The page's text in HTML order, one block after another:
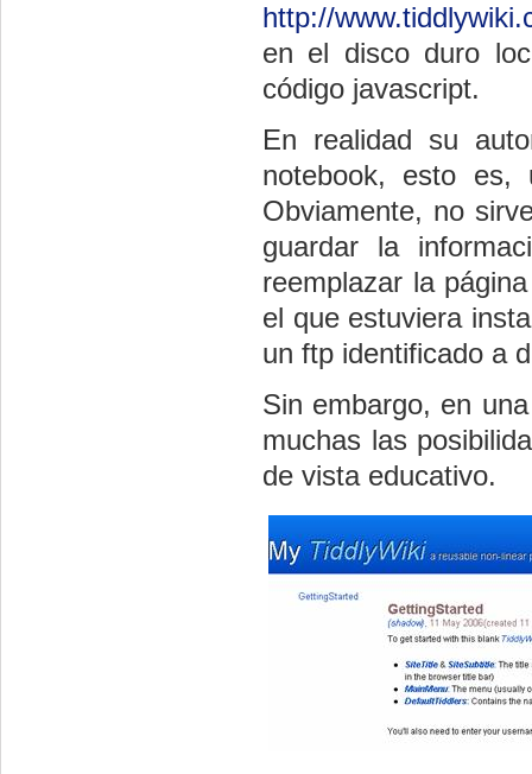
http://
en el disco duro
código javascript.
En realidad su
notebook, esto
Obviamente, no
guardar la
reemplazar la
el que estuviera
un ftp identificado a
Sin embargo, en
muchas las
de vista educativo.